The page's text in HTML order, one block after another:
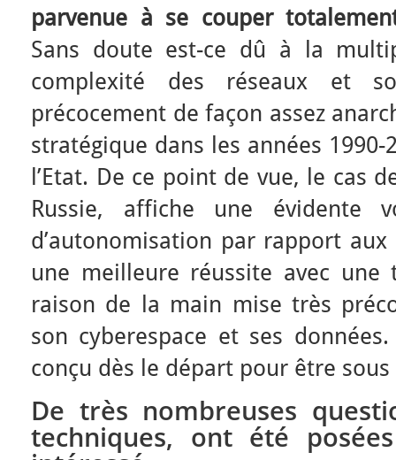
parvenue à se couper
Sans doute est-ce dû à la
complexité des réseaux et
précocement de façon assez
stratégique dans les années
l’Etat. De ce point de vue, le cas
Russie, affiche une évidente
d’autonomisation par rapport aux
une meilleure réussite avec une
raison de la main mise très
son cyberespace et ses
conçu dès le départ pour être sous
De très nombreuses
techniques, ont été